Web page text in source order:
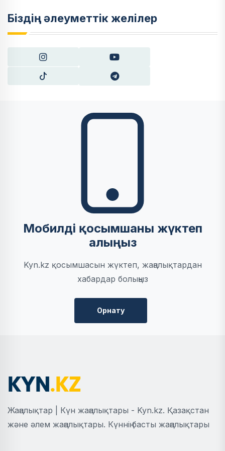
Біздің әлеуметтік желілер
Мобилді қосымшаны жүктеп
алыңыз
Kyn.kz қосымшасын жүктеп, жаңалықтардан
хабардар болыңыз
Орнату
Жаңалықтар | Күн жаңалықтары - Kyn.kz. Қазақстан
және әлем жаңалықтары. Күннің басты жаңалықтары